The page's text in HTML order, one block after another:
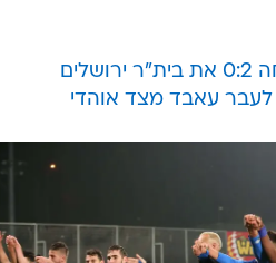
לעבר עאבד מצד אוהדי